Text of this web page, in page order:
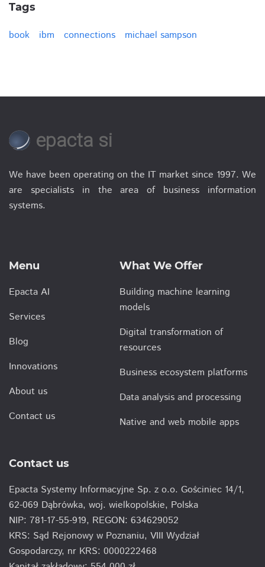
Tags
book ibm connections michael sampson
epacta si
We have been operating on the IT market since 1997. We
are specialists in the area of business information
systems.
Menu
Epacta AI
Services
Blog
Innovations
About us
Contact us
What We Offer
Building machine learning
models
Digital transformation of
resources
Business ecosystem platforms
Data analysis and processing
Native and web mobile apps
Contact us
Epacta Systemy Informacyjne Sp. z o.o. Gościniec 14/1,
62-069 Dąbrówka, woj. wielkopolskie, Polska
NIP: 781-17-55-919, REGON: 634629052
KRS: Sąd Rejonowy w Poznaniu, VIII Wydział
Gospodarczy, nr KRS: 0000222468